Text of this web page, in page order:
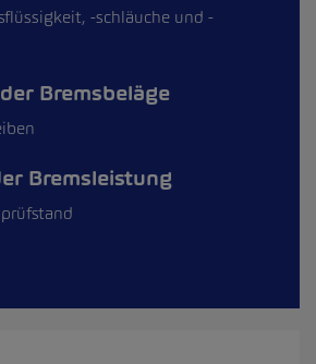
-schläuche und -
Bremsbeläge
Bremsleistung